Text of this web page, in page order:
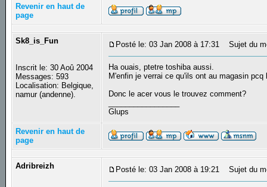
Revenir en haut de
page
Sk8_is_Fun
Inscrit le: 30 Aoû 2004
Messages: 593
Localisation: Belgique,
namur (andenne).
Posté le: 03 Jan 2008 à 17:31 Sujet du
Ha ouais, ptetre toshiba aussi.
M'enfin je verrai ce qu'ils ont au magasin
Donc le acer vous le trouvez comment?
Glups
Revenir en haut de
page
Adribreizh Posté le: 03 Jan 2008 à 19:21 Sujet du